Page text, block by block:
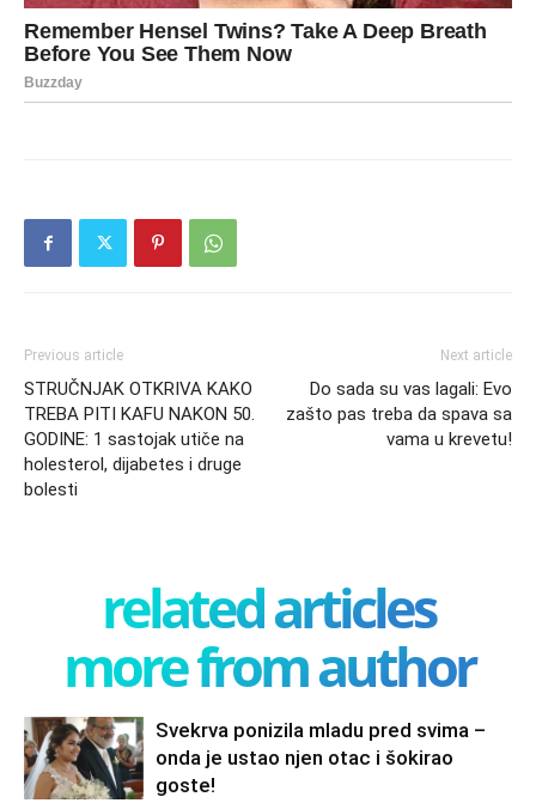
Previous article
STRUČNJAK OTKRIVA KAKO
TREBA PITI KAFU NAKON 50.
GODINE: 1 sastojak utiče na
holesterol, dijabetes i druge
bolesti
Next article
Do sada su vas lagali: Evo
zašto pas treba da spava sa
vama u krevetu!
related articles
more from author
Svekrva ponizila mladu pred svima –
onda je ustao njen otac i šokirao
goste!